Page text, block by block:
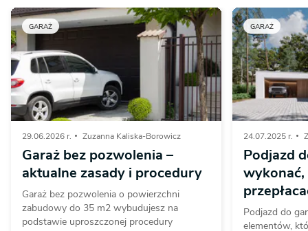
GARAŻ
29.06.2026 r. Zuzanna Kaliska-Borowicz
Garaż bez pozwolenia –
aktualne zasady i procedury
Garaż bez pozwolenia o powierzchni
zabudowy do 35 m2 wybudujesz na
podstawie uproszczonej procedury
GARAŻ
24.07.2025 r.
Podjazd
wykonać,
Podjazd do
elementów,